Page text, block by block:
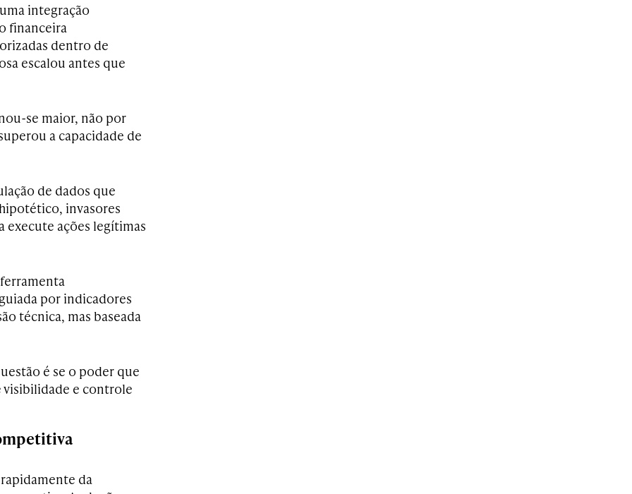
integração
financeira
dentro de
escalou antes que
se maior, não por
a capacidade de
de dados que
invasores
execute ações legítimas
por indicadores
técnica, mas baseada
é se o poder que
visibilidade e controle
da